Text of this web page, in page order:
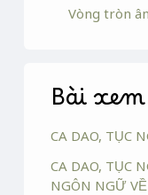
Vòng tròn
Bài
CA DAO, TỤC
CA DAO, TỤC
NGÔN NGỮ